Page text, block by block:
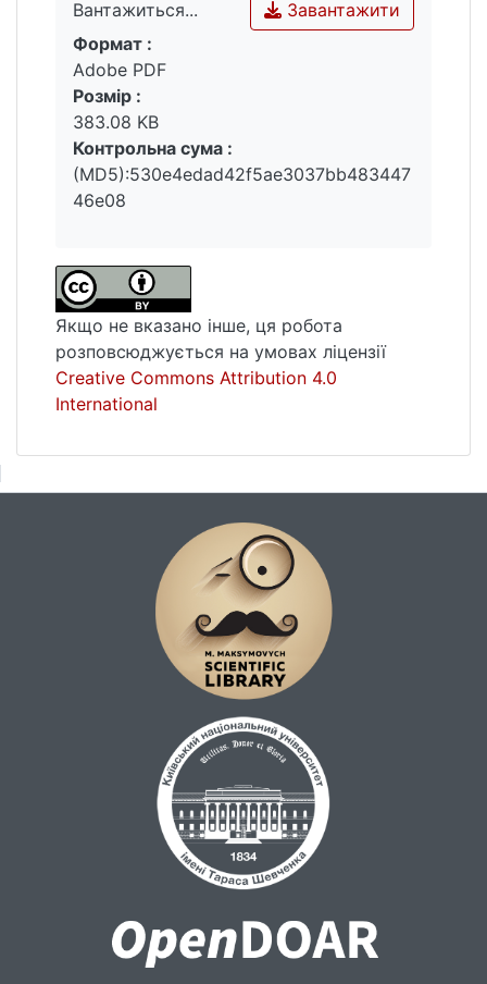
Вантажиться...
Вантажиться...
Завантажити
Формат :
Adobe PDF
Розмір :
383.08 KB
Контрольна сума :
(MD5):530e4edad42f5ae3037bb483447
46e08
Якщо не вказано інше, ця робота
розповсюджується на умовах ліцензії
Creative Commons Attribution 4.0
International